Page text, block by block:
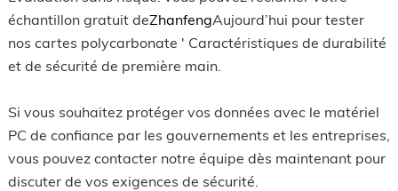
échantillon gratuit deZhanfengAujourd’hui pour tester
nos cartes polycarbonate ' Caractéristiques de durabilité
et de sécurité de première main.
Si vous souhaitez protéger vos données avec le matériel
PC de confiance par les gouvernements et les entreprises,
vous pouvez contacter notre équipe dès maintenant pour
discuter de vos exigences de sécurité.